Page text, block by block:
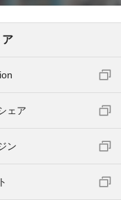
ア
ェア
ン